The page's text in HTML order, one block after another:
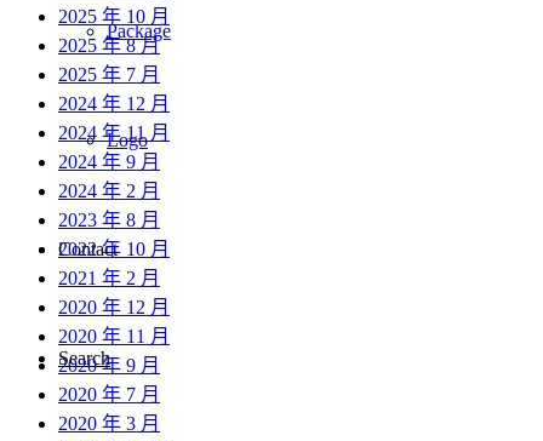
Package
Logo
Contact
Search
2025 年 10 月
2025 年 8 月
2025 年 7 月
2024 年 12 月
2024 年 11 月
2024 年 9 月
2024 年 2 月
2023 年 8 月
2022 年 10 月
2021 年 2 月
2020 年 12 月
2020 年 11 月
2020 年 9 月
2020 年 7 月
2020 年 3 月